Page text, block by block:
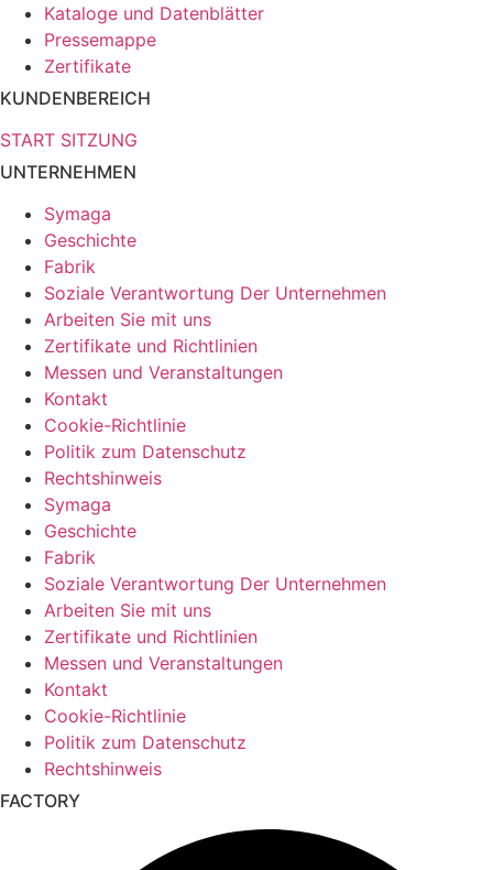
Kataloge und Datenblätter
Pressemappe
Zertifikate
KUNDENBEREICH
START SITZUNG
UNTERNEHMEN
Symaga
Geschichte
Fabrik
Soziale Verantwortung Der Unternehmen
Arbeiten Sie mit uns
Zertifikate und Richtlinien
Messen und Veranstaltungen
Kontakt
Cookie-Richtlinie
Politik zum Datenschutz
Rechtshinweis
Symaga
Geschichte
Fabrik
Soziale Verantwortung Der Unternehmen
Arbeiten Sie mit uns
Zertifikate und Richtlinien
Messen und Veranstaltungen
Kontakt
Cookie-Richtlinie
Politik zum Datenschutz
Rechtshinweis
FACTORY